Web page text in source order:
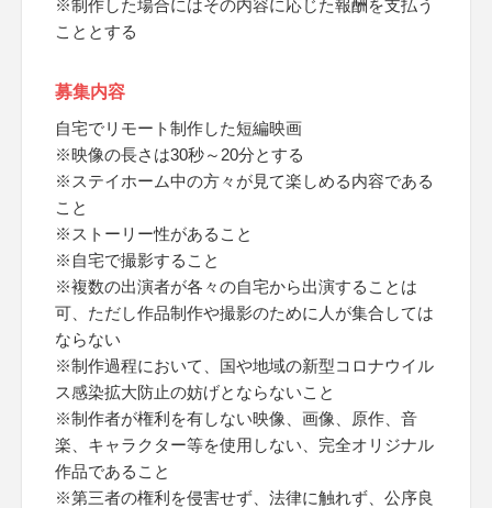
※制作した場合にはその内容に応じた報酬を支払う
こととする
募集内容
自宅でリモート制作した短編映画
※映像の長さは30秒～20分とする
※ステイホーム中の方々が見て楽しめる内容である
こと
※ストーリー性があること
※自宅で撮影すること
※複数の出演者が各々の自宅から出演することは
可、ただし作品制作や撮影のために人が集合しては
ならない
※制作過程において、国や地域の新型コロナウイル
ス感染拡大防止の妨げとならないこと
※制作者が権利を有しない映像、画像、原作、音
楽、キャラクター等を使用しない、完全オリジナル
作品であること
※第三者の権利を侵害せず、法律に触れず、公序良